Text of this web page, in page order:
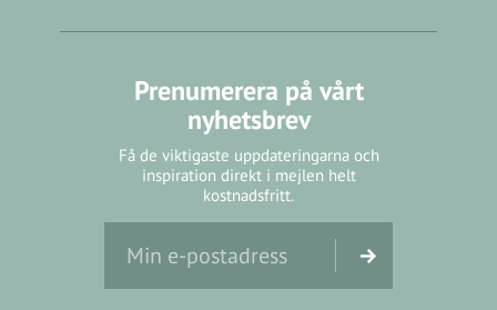
Prenumerera på vårt
nyhetsbrev
Få de viktigaste uppdateringarna och
inspiration direkt i mejlen helt
kostnadsfritt.